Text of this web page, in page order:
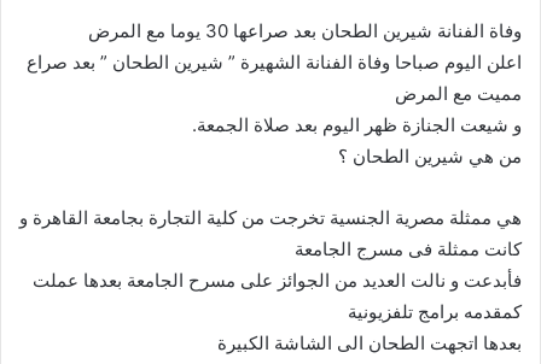
وفاة الفنانة شيرين الطحان بعد صراعها 30 يوما مع المرض
اعلن اليوم صباحا وفاة الفنانة الشهيرة ” شيرين الطحان ” بعد صراع
مميت مع المرض
و شيعت الجنازة ظهر اليوم بعد صلاة الجمعة.
من هي شيرين الطحان ؟
هي ممثلة مصرية الجنسية تخرجت من كلية التجارة بجامعة القاهرة و
كانت ممثلة فى مسرج الجامعة
فأبدعت و نالت العديد من الجوائز على مسرح الجامعة بعدها عملت
كمقدمه برامج تلفزيونية
بعدها اتجهت الطحان الى الشاشة الكبيرة